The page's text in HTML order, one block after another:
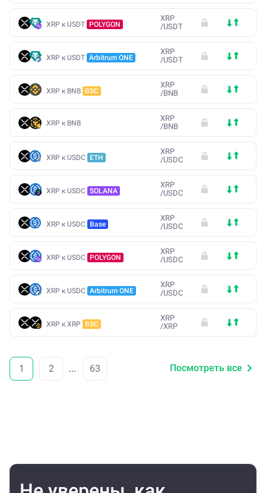
XRP к USDT POLYGON
XRP
/USDT
XRP к USDT Arbitrum ONE
XRP
/USDT
XRP к BNB BSC
XRP
/BNB
XRP к BNB
XRP
/BNB
XRP к USDC ETH
XRP
/USDC
XRP к USDC SOLANA
XRP
/USDC
XRP к USDC Base
XRP
/USDC
XRP к USDC POLYGON
XRP
/USDC
XRP к USDC Arbitrum ONE
XRP
/USDC
XRP к XRP BSC
XRP
/XRP
1 2 ... 63 Посмотреть все